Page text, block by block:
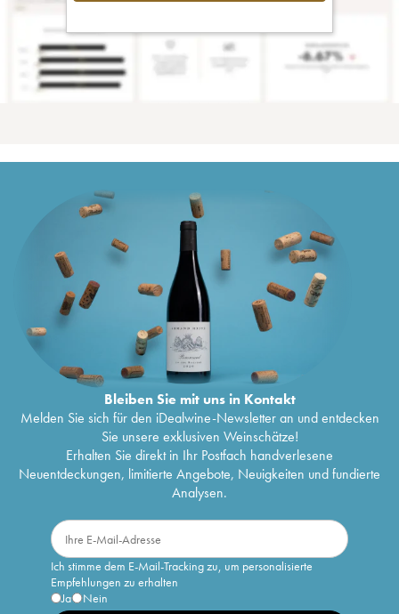
Bleiben Sie mit uns in Kontakt
Melden Sie sich für den iDealwine-Newsletter an und entdecken
Sie unsere exklusiven Weinschätze!
Erhalten Sie direkt in Ihr Postfach handverlesene
Neuentdeckungen, limitierte Angebote, Neuigkeiten und fundierte
Analysen.
Ich stimme dem E-Mail-Tracking zu, um personalisierte
Empfehlungen zu erhalten
Ja
Nein